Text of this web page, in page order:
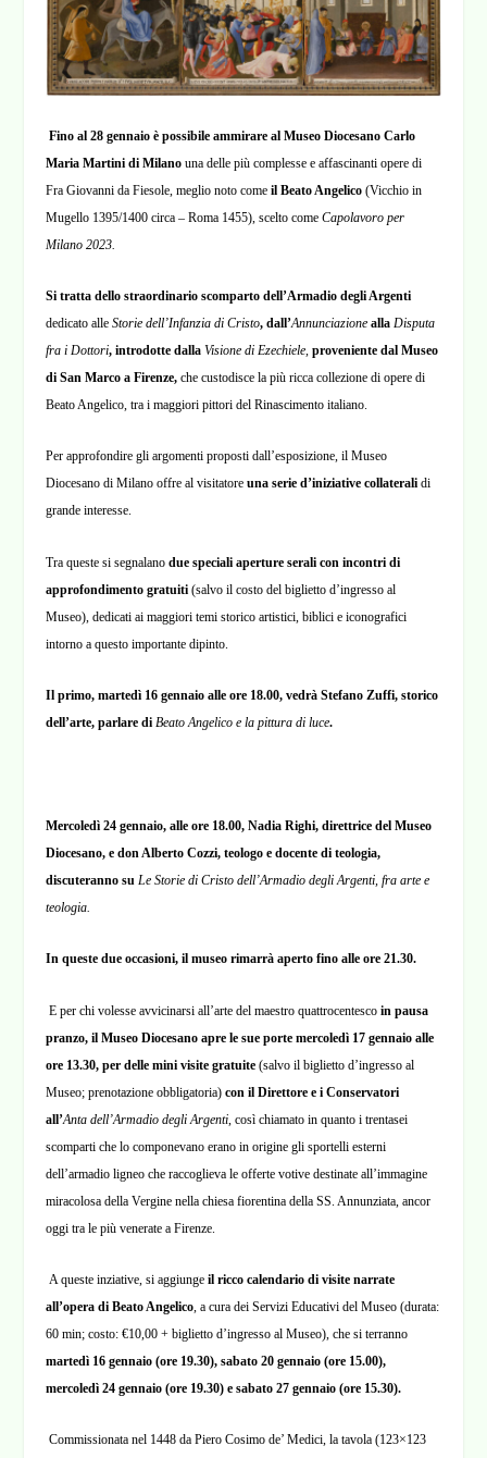
Fino al 28 gennaio è possibile ammirare al Museo Diocesano Carlo
Maria Martini di Milanouna delle più complesse e affascinanti opere di
Fra Giovanni da Fiesole, meglio noto come il Beato Angelico(Vicchio in
Mugello 1395/1400 circa – Roma 1455), scelto comeCapolavoro per
Milano 2023.
Si tratta dello straordinario scomparto dell’Armadio degli Argenti
dedicato alleStorie dell’Infanzia di Cristo, dall’AnnunciazioneallaDisputa
fra i Dottori, introdotte dallaVisione di Ezechiele,proveniente dal Museo
di San Marco a Firenze,che custodisce la più ricca collezione di opere di
Beato Angelico, tra i maggiori pittori del Rinascimento italiano.
Per approfondire gli argomenti proposti dall’esposizione, il Museo
Diocesano di Milano offre al visitatoreuna serie d’iniziative collaterali di
grande interesse.
Tra queste si segnalanodue speciali aperture serali con incontri di
approfondimento gratuiti(salvo il costo del biglietto d’ingresso al
Museo), dedicati ai maggiori temi storico artistici, biblici e iconografici
intorno a questo importante dipinto.
Il primo, martedì 16 gennaio alle ore 18.00, vedrà Stefano Zuffi, storico
dell’arte, parlare diBeato Angelico e la pittura di luce.
Mercoledì 24 gennaio, alle ore 18.00, Nadia Righi, direttrice del Museo
Diocesano, e don Alberto Cozzi, teologo e docente di teologia,
discuteranno suLe Storie di Cristo dell’Armadio degli Argenti, fra arte e
teologia.
In queste due occasioni, il museo rimarrà aperto fino alle ore 21.30.
E per chi volesse avvicinarsi all’arte del maestro quattrocentescoin pausa
pranzo, il Museo Diocesano apre le sue porte mercoledì 17 gennaio alle
ore 13.30, per delle mini visite gratuite(salvo il biglietto d’ingresso al
Museo; prenotazione obbligatoria) con il Direttore e i Conservatori
all’Anta dell’Armadio degli Argenti , così chiamato in quanto i trentasei
scomparti che lo componevano erano in origine gli sportelli esterni
dell’armadio ligneo che raccoglieva le offerte votive destinate all’immagine
miracolosa della Vergine nella chiesa fiorentina della SS. Annunziata, ancor
oggi tra le più venerate a Firenze.
A queste inziative, si aggiungeil ricco calendario di visite narrate
all’opera di Beato Angelico, a cura dei Servizi Educativi del Museo (durata:
60 min; costo: €10,00 + biglietto d’ingresso al Museo), che si terranno
martedì 16 gennaio (ore 19.30), sabato 20 gennaio (ore 15.00),
mercoledì 24 gennaio (ore 19.30) e sabato 27 gennaio (ore 15.30).
Commissionata nel 1448 da Piero Cosimo de’ Medici, la tavola (123×123